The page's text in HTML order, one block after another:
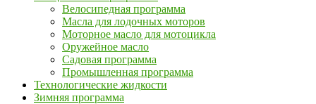
Велосипедная программа
Масла для лодочных моторов
Моторное масло для мотоцикла
Оружейное масло
Садовая программа
Промышленная программа
Технологические жидкости
Зимняя программа